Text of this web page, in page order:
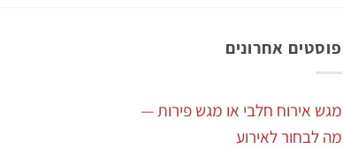
פוסטים אחרונים
מגש אירוח חלבי או מגש פירות —
מה לבחור לאירוע